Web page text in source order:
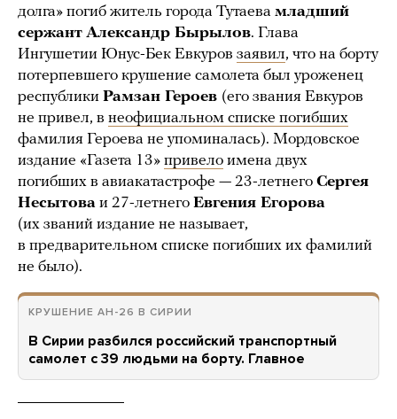
долга» погиб житель города Тутаева младший
сержант Александр Бырылов. Глава
Ингушетии Юнус-Бек Евкуров заявил, что на борту
потерпевшего крушение самолета был уроженец
республики Рамзан Героев (его звания Евкуров
не привел, в неофициальном списке погибших
фамилия Героева не упоминалась). Мордовское
издание «Газета 13» привело имена двух
погибших в авиакатастрофе — 23-летнего Сергея
Несытова и 27-летнего Евгения Егорова
(их званий издание не называет,
в предварительном списке погибших их фамилий
не было).
КРУШЕНИЕ АН-26 В СИРИИ
В Сирии разбился российский транспортный
самолет с 39 людьми на борту. Главное